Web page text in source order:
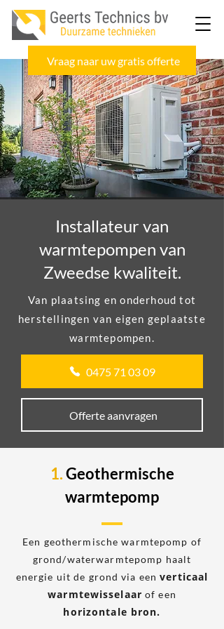
Vraag naar uw gratis offerte
Installateur van
warmtepompen van
Zweedse kwaliteit.
Van plaatsing en onderhoud tot
herstellingen van eigen geplaatste
warmtepompen.
0475 71 03 09
Offerte aanvragen
1.Geothermische
warmtepomp
Een geothermische warmtepomp of
grond/waterwarmtepomp haalt
energie uit de grond via eenverticaal
warmtewisselaar of een
horizontale bron.